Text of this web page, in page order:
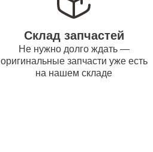
Склад запчастей
Не нужно долго ждать —
оригинальные запчасти уже есть
на нашем складе